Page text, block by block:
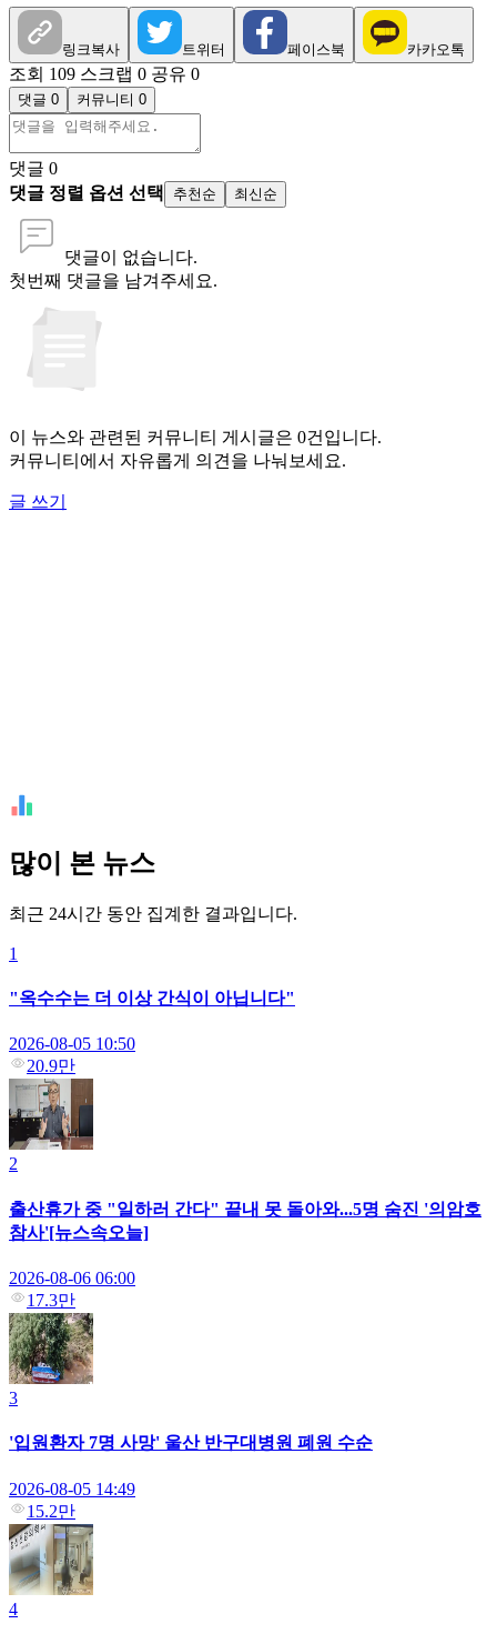
링크복사 트위터 페이스북 카카오톡
조회 109 스크랩 0 공유 0
댓글 0 커뮤니티 0
댓글 0
댓글 정렬 옵션 선택
추천순 최신순
댓글이 없습니다.
첫번째 댓글을 남겨주세요.
이 뉴스와 관련된 커뮤니티 게시글은 0건입니다.
커뮤니티에서 자유롭게 의견을 나눠보세요.
글 쓰기
많이 본 뉴스
최근 24시간 동안 집계한 결과입니다.
1
"옥수수는 더 이상 간식이 아닙니다"
2026-08-05 10:50
20.9만
2
출산휴가 중 "일하러 간다" 끝내 못 돌아와...5명 숨진 '의암호
참사'[뉴스속오늘]
2026-08-06 06:00
17.3만
3
'입원환자 7명 사망' 울산 반구대병원 폐원 수순
2026-08-05 14:49
15.2만
4